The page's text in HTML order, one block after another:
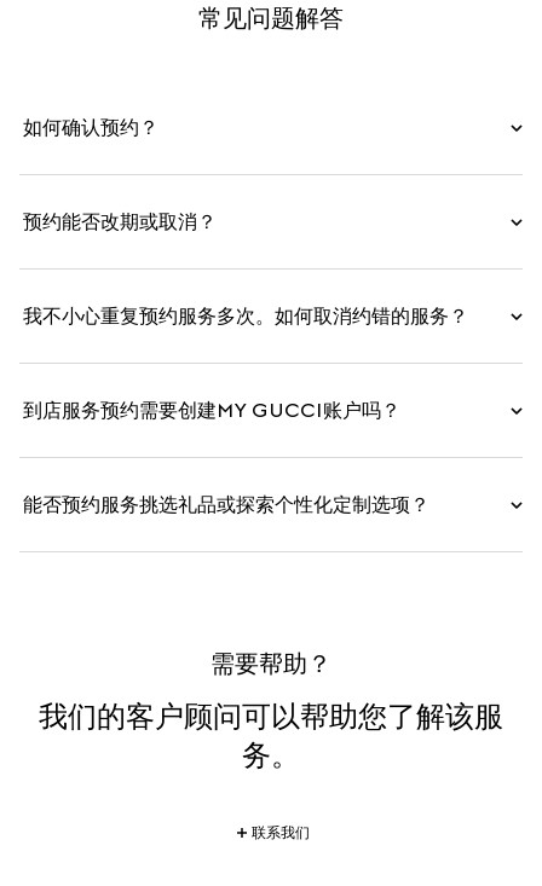
常见问题解答
如何确认预约？
预约能否改期或取消？
我不小心重复预约服务多次。如何取消约错的服务？
到店服务预约需要创建MY GUCCI账户吗？
能否预约服务挑选礼品或探索个性化定制选项？
需要帮助？
我们的客户顾问可以帮助您了解该服
务。
联系我们